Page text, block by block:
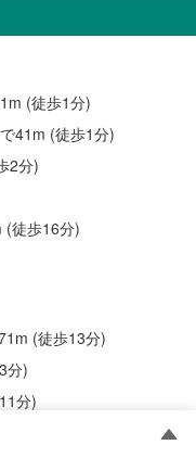
(徒歩1分)
41m (徒歩1分)
2分)
(徒歩16分)
(徒歩13分)
分)
分)
)